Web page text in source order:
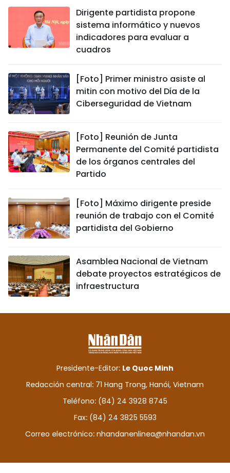
Dirigente partidista propone
sistema informático y nuevos
indicadores para evaluar a
cuadros
[Foto] Primer ministro asiste al
mitin con motivo del Día de la
Ciberseguridad de Vietnam
[Foto] Reunión de Junta
Permanente del Comité partidista
de los órganos centrales del
Partido
[Foto] Máximo dirigente preside
reunión de trabajo con el Comité
partidista del Gobierno
Asamblea Nacional de Vietnam
debate proyectos estratégicos de
infraestructura
Presidente-Editor: Le Quoc Minh
Redacción central: 71 Hang Trong, Hanói, Vietnam
Teléfono: (84) 24 3928 8745
Fax: (84) 24 3825 5593
Correo electrónico: nhandanenlinea@nhandan.vn